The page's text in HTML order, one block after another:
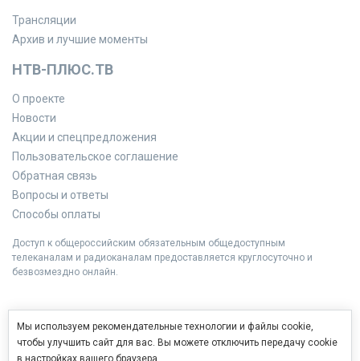
Трансляции
Архив и лучшие моменты
НТВ-ПЛЮС.ТВ
О проекте
Новости
Акции и спецпредложения
Пользовательское соглашение
Обратная связь
Вопросы и ответы
Способы оплаты
Доступ к общероссийским обязательным общедоступным
телеканалам и радиоканалам предоставляется круглосуточно и
безвозмездно онлайн.
Мы используем рекомендательные технологии и файлы cookie,
чтобы улучшить сайт для вас. Вы можете отключить передачу cookie
в настройках вашего браузера